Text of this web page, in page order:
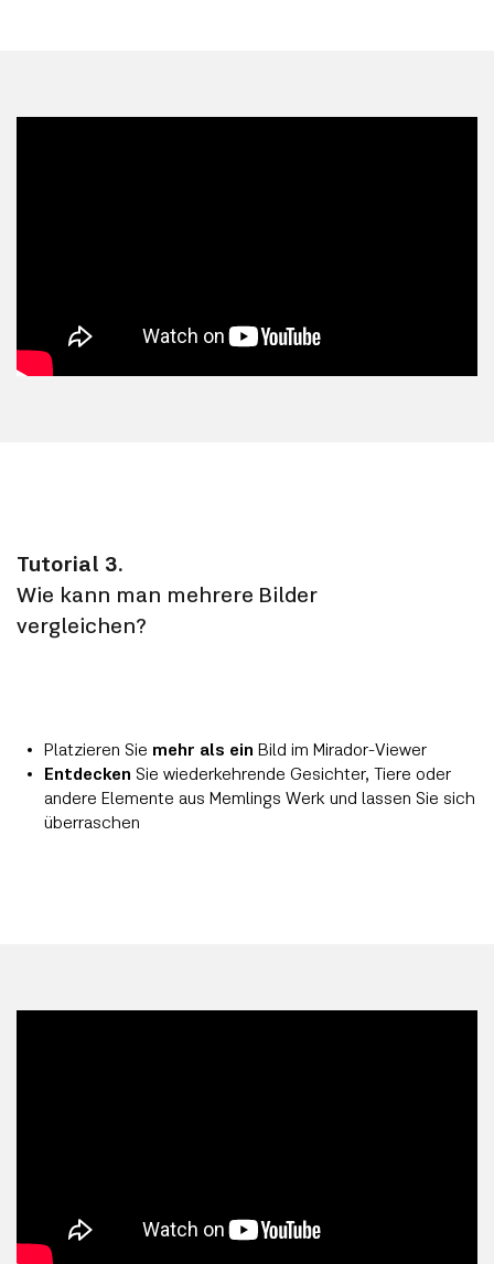
Tutorial 3.
Wie kann man mehrere Bilder
vergleichen?
Platzieren Sie mehr als ein Bild im Mirador-Viewer
Entdecken Sie wiederkehrende Gesichter, Tiere oder
andere Elemente aus Memlings Werk und lassen Sie sich
überraschen